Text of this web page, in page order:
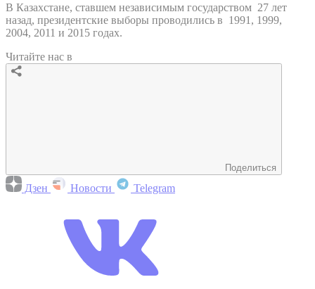
В Казахстане, ставшем независимым государством 27 лет
назад, президентские выборы проводились в 1991, 1999,
2004, 2011 и 2015 годах.
Читайте нас в
Поделиться
Дзен Новости Telegram